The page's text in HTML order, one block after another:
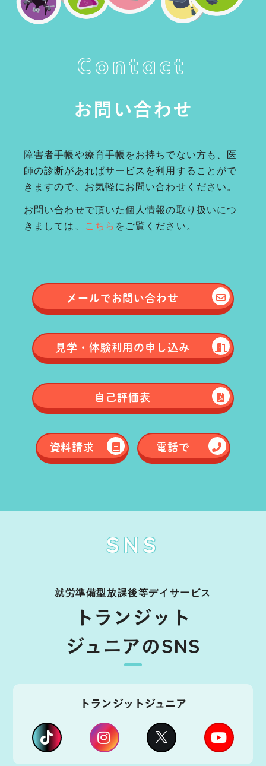
Contact
お問い合わせ
障害者手帳や療育手帳をお持ちでない方も、医
師の診断があればサービスを利用することがで
きますので、お気軽にお問い合わせください。
お問い合わせで頂いた個人情報の取り扱いにつ
きましては、
こちら をご覧ください。
メールでお問い合わせ
見学・体験利用の申し込み
自己評価表
資料請求 電話で
SNS
就労準備型放課後等デイサービス
トランジット
ジュニアのSNS
トランジットジュニア